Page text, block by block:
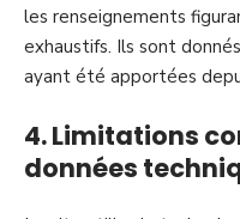
les renseignements
exhaustifs. Ils sont
ayant été apportées
4. Limitations
données